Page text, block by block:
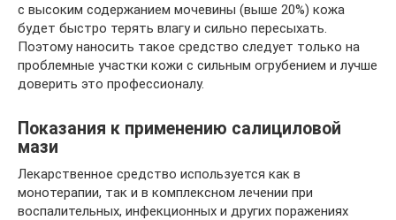
с высоким содержанием мочевины (выше 20%) кожа
будет быстро терять влагу и сильно пересыхать.
Поэтому наносить такое средство следует только на
проблемные участки кожи с сильным огрубением и лучше
доверить это профессионалу.
Показания к применению салициловой
мази
Лекарственное средство используется как в
монотерапии, так и в комплексном лечении при
воспалительных, инфекционных и других поражениях